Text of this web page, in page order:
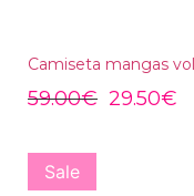
Camiseta mangas
59.00€ 29.50€
Sale